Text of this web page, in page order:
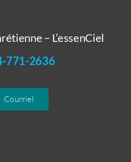
– L’essenCiel
771-2636
Courriel